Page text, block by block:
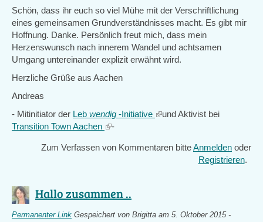
Schön, dass ihr euch so viel Mühe mit der Verschriftlichung
eines gemeinsamen Grundverständnisses macht. Es gibt mir
Hoffnung. Danke. Persönlich freut mich, dass mein
Herzenswunsch nach innerem Wandel und achtsamen
Umgang untereinander explizit erwähnt wird.
Herzliche Grüße aus Aachen
Andreas
- Mitinitiator der Leb wendig -Initiative (linkund Aktivist bei
Transition Town Aachen (link
external)
-
Zum Verfassen von Kommentaren bitteAnmelden oder
Registrieren.
Hallo zusammen ..
Permanenter Link Gespeichert von Brigitta am 5. Oktober 2015 -